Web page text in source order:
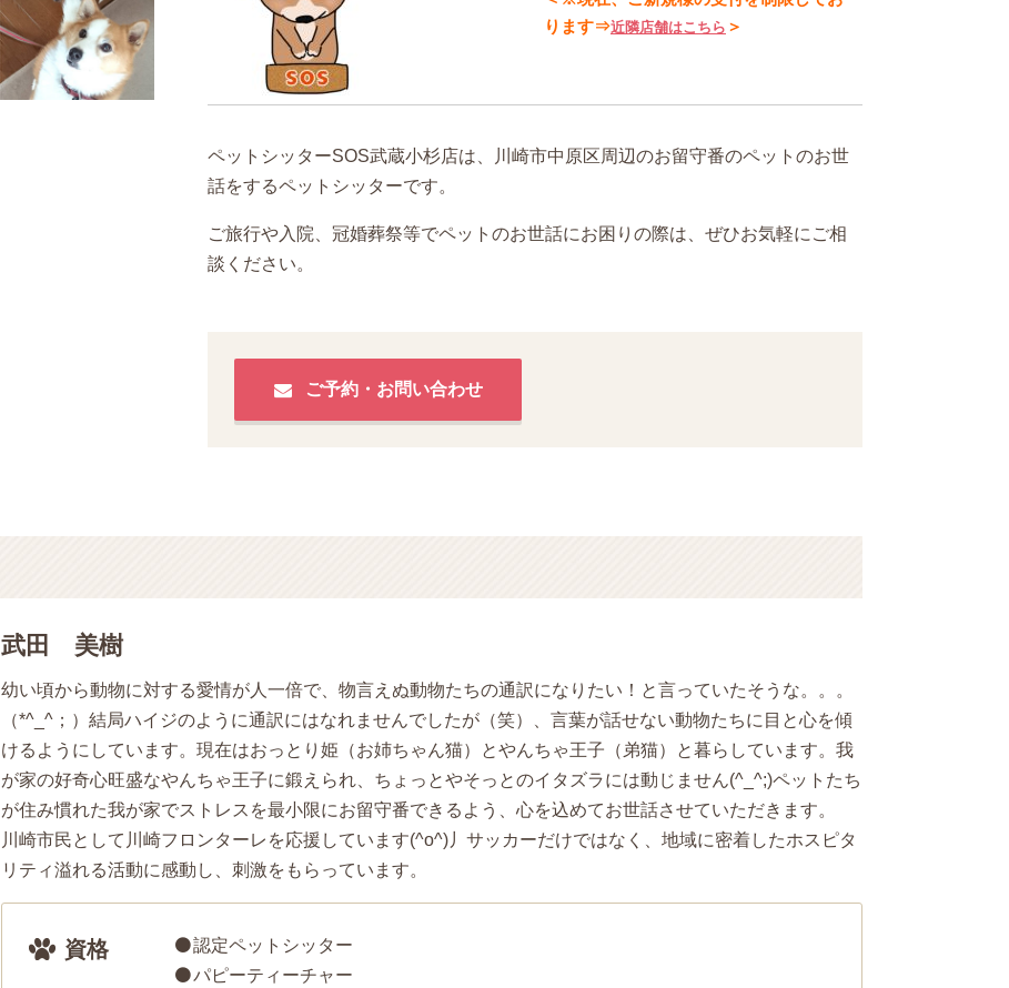
ります⇒近隣店舗はこちら ＞
ペットシッターSOS武蔵小杉店は、川崎市中原区周辺のお留守番のペットのお世
話をするペットシッターです。
ご旅行や入院、冠婚葬祭等でペットのお世話にお困りの際は、ぜひお気軽にご相
談ください。
ご予約・お問い合わせ
武田 美樹
幼い頃から動物に対する愛情が人一倍で、物言えぬ動物たちの通訳になりたい！と言っていたそうな。。。
（*^_^；）結局ハイジのように通訳にはなれませんでしたが（笑）、言葉が話せない動物たちに目と心を傾
けるようにしています。現在はおっとり姫（お姉ちゃん猫）とやんちゃ王子（弟猫）と暮らしています。我
が家の好奇心旺盛なやんちゃ王子に鍛えられ、ちょっとやそっとのイタズラには動じません(^_^;)ペットたち
が住み慣れた我が家でストレスを最小限にお留守番できるよう、心を込めてお世話させていただきます。
川崎市民として川崎フロンターレを応援しています(^o^)丿サッカーだけではなく、地域に密着したホスピタ
リティ溢れる活動に感動し、刺激をもらっています。
資格
認定ペットシッター
パピーティーチャー